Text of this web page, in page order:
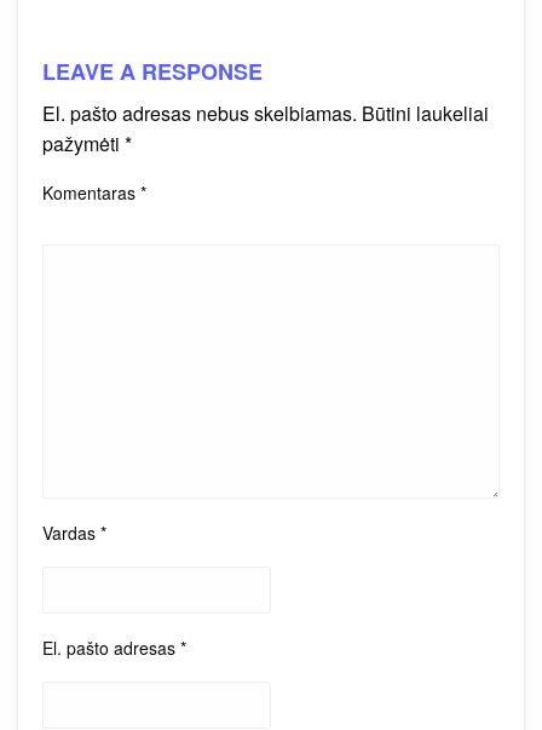
LEAVE A RESPONSE
El. pašto adresas nebus skelbiamas. Būtini laukeliai
pažymėti *
Komentaras *
Vardas *
El. pašto adresas *